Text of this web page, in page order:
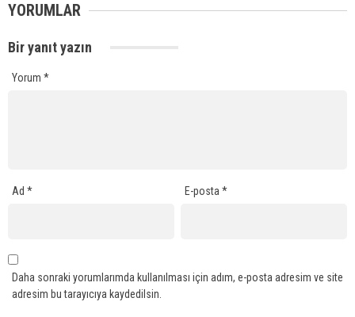
YORUMLAR
Bir yanıt yazın
Yorum *
Ad * E-posta*
Daha sonraki yorumlarımda kullanılması için adım, e-posta adresim ve site
adresim bu tarayıcıya kaydedilsin.